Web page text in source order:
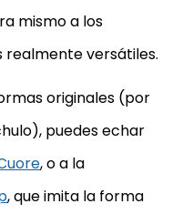
mismo a los
realmente versátiles.
originales (por
puedes echar
, o a la
, que imita la forma